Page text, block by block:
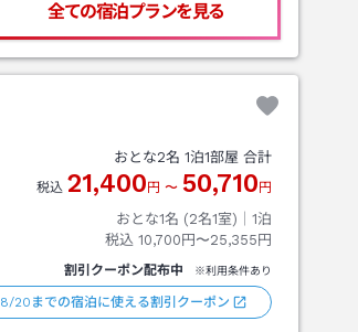
全ての宿泊プランを見る
おとな2名 1泊1部屋 合計
税込 21,400 円 〜 50,710 円
おとな1名 (2名1室)｜ 1泊
税込 10,700円〜25,355円
割引クーポン配布中 ※利用条件あり
8/20までの宿泊に使える割引クーポン